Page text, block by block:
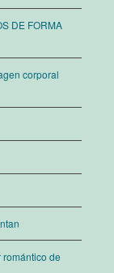
DE FORMA
corporal
de